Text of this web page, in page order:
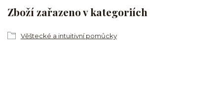
Zboží zařazeno v kategoriích
Věštecké a intuitivní pomůcky